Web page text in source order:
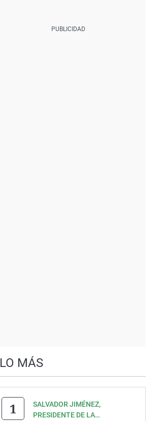
LO MÁS
SALVADOR JIMÉNEZ,
PRESIDENTE DE LA